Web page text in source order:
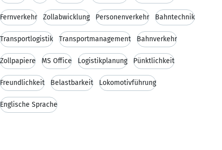
Fernverkehr Zollabwicklung Personenverkehr Bahntechnik
Transportlogistik Transportmanagement Bahnverkehr
Zollpapiere MS Office Logistikplanung Pünktlichkeit
Freundlichkeit Belastbarkeit Lokomotivführung
Englische Sprache